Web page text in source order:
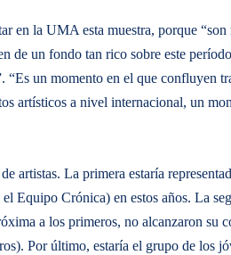
en la UMA esta muestra, porque
de un fondo tan rico sobre este
un momento en el que confluyen
artísticos a nivel internacional, un
artistas. La primera estaría
Equipo Crónica) en estos años. La
a los primeros, no alcanzaron su
Por último, estaría el grupo de los